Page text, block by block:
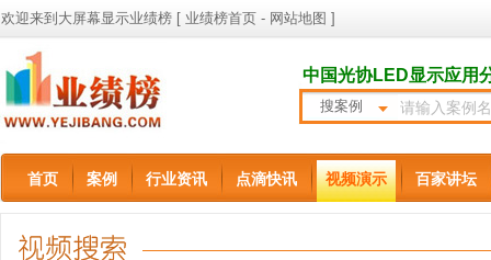
欢迎来到大屏幕显示业绩榜 [ 业绩榜首页 - 网站地图 ]
中国光协LED显示应用
搜案例
首页 案例 行业资讯 点滴快讯 视频演示 百家讲坛